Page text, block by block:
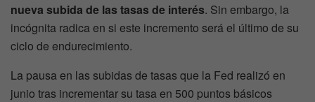
nueva subida de las tasas de interés. Sin embargo, la
incógnita radica en si este incremento será el último de su
ciclo de endurecimiento.
La pausa en las subidas de tasas que la Fed realizó en
junio tras incrementar su tasa en 500 puntos básicos